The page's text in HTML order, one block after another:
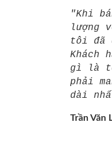
"Khi
lượng
tôi đã
Khách
gì là
phải
dài
Trần Văn